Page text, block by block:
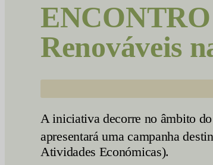
Renováveis
A iniciativa decorre no âmbito
apresentará uma campanha
Atividades Económicas).